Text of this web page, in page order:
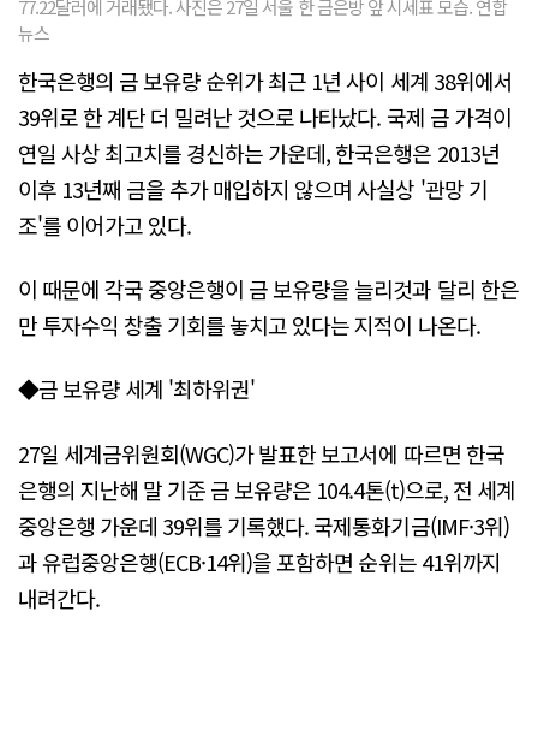
77.22달러에 거래됐다. 사진은 27일 서울 한 금은방 앞 시세표 모습. 연합
뉴스
한국은행의 금 보유량 순위가 최근 1년 사이 세계 38위에서
39위로 한 계단 더 밀려난 것으로 나타났다. 국제 금 가격이
연일 사상 최고치를 경신하는 가운데, 한국은행은 2013년
이후 13년째 금을 추가 매입하지 않으며 사실상 '관망 기
조'를 이어가고 있다.
이 때문에 각국 중앙은행이 금 보유량을 늘리것과 달리 한은
만 투자수익 창출 기회를 놓치고 있다는 지적이 나온다.
◆금 보유량 세계 '최하위권'
27일 세계금위원회(WGC)가 발표한 보고서에 따르면 한국
은행의 지난해 말 기준 금 보유량은 104.4톤(t)으로, 전 세계
중앙은행 가운데 39위를 기록했다. 국제통화기금(IMF·3위)
과 유럽중앙은행(ECB·14위)을 포함하면 순위는 41위까지
내려간다.